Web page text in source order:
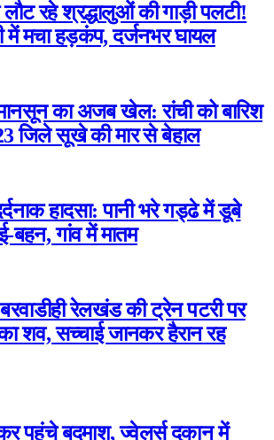
रहे श्रद्धालुओं की गाड़ी पलटी!
में मचा हड़कंप, दर्जनभर घायल
का अजब खेल: रांची को बारिश
जिले सूखे की मार से बेहाल
हादसा: पानी भरे गड्ढे में डूबे
बहन, गांव में मातम
रेलखंड की ट्रेन पटरी पर
शव, सच्चाई जानकर हैरान रह
पहुंचे बदमाश, ज्वेलर्स दुकान में